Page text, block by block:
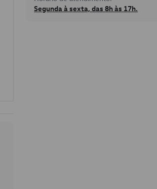
Segunda à sexta, das 8h às 17h.